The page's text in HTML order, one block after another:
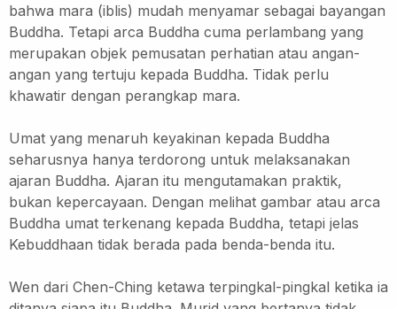
bahwa mara (iblis) mudah menyamar sebagai bayangan
Buddha. Tetapi arca Buddha cuma perlambang yang
merupakan objek pemusatan perhatian atau angan-
angan yang tertuju kepada Buddha. Tidak perlu
khawatir dengan perangkap mara.
Umat yang menaruh keyakinan kepada Buddha
seharusnya hanya terdorong untuk melaksanakan
ajaran Buddha. Ajaran itu mengutamakan praktik,
bukan kepercayaan. Dengan melihat gambar atau arca
Buddha umat terkenang kepada Buddha, tetapi jelas
Kebuddhaan tidak berada pada benda-benda itu.
Wen dari Chen-Ching ketawa terpingkal-pingkal ketika ia